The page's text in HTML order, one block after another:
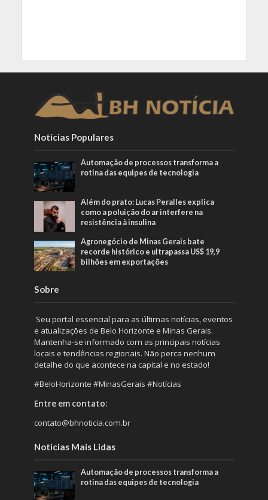
Noticias Populares
Automação de processos transforma a
rotina das equipes de tecnologia
Além do prato: Lucas Peralles explica
como a poluição do ar interfere na
resistência à insulina
Agronegócio de Minas Gerais bate
recorde histórico e ultrapassa US$ 19,9
bilhões em exportações
Sobre
Seu portal essencial para as últimas notícias, eventos
e atualizações de Belo Horizonte e Minas Gerais.
Mantenha-se informado com as principais notícias
locais e tendências regionais. Não perca nenhum
detalhe do que acontece na capital e no estado!
#BeloHorizonte #MinasGerais #Notícias
Entre em contato:
contato@bhnoticia.com.br
Noticias Mais Lidas
Automação de processos transforma a
rotina das equipes de tecnologia